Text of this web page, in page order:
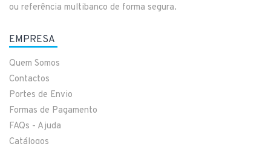
ou referência multibanco de forma segura.
EMPRESA
Quem Somos
Contactos
Portes de Envio
Formas de Pagamento
FAQs - Ajuda